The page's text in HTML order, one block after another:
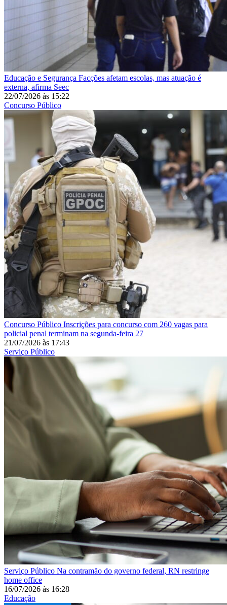
Educação e Segurança Facções afetam escolas, mas atuação é
externa, afirma Seec
22/07/2026 às 15:22
Concurso Público
Concurso Público Inscrições para concurso com 260 vagas para
policial penal terminam na segunda-feira 27
21/07/2026 às 17:43
Serviço Público
Serviço Público Na contramão do governo federal, RN restringe
home office
16/07/2026 às 16:28
Educação